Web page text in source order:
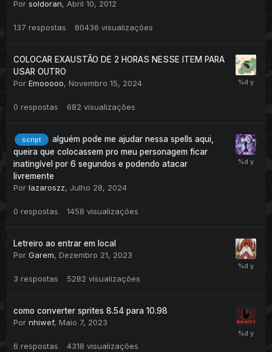
Por soldoran, Abril 10, 2012
137 respostas 80436 visualizações
COLOCAR EXAUSTÃO DE 2 HORAS NESSE ITEM PARA
USAR OUTRO
Por Emooooo, Novembro 15, 2024
0 respostas 682 visualizações
script
alguém pode me ajudar nessa spells aqui,
queira que colocassem pro meu personagem ficar
inatingível por 6 segundos e podendo atacar
livremente
Por lazaroszz, Julho 28, 2024
0 respostas 1458 visualizações
Letreiro ao entrar em local
Por Garem, Dezembro 21, 2023
3 respostas 5282 visualizações
como converter sprites 8.54 para 10.98
Por nhiwef, Maio 7, 2023
6 respostas 4318 visualizações